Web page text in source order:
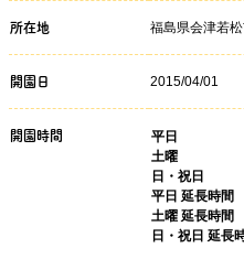
所在地 福島県会津若
開園日 2015/04/01
開園時間 平日
土曜
日・祝日
平日 延長時間
土曜 延長時間
日・祝日 延長